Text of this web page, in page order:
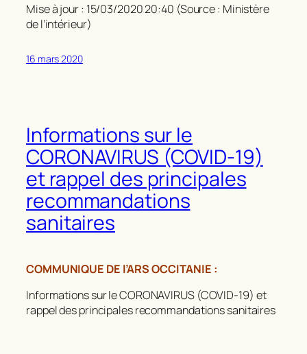
Mise à jour : 15/03/2020 20:40 (Source : Ministère
de l’intérieur)
16 mars 2020
Informations sur le
CORONAVIRUS (COVID-19)
et rappel des principales
recommandations
sanitaires
COMMUNIQUE DE l’ARS OCCITANIE :
Informations sur le CORONAVIRUS (COVID-19) et
rappel des principales recommandations sanitaires